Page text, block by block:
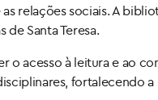
as relações sociais. A
de Santa Teresa.
o acesso à leitura e ao
fortalecendo